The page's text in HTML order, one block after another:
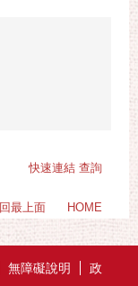
快速連結 查詢
回最上面 HOME
無障礙說明
政